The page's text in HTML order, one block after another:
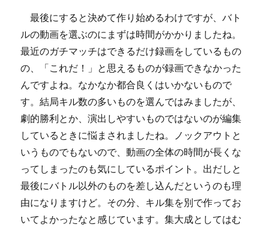
最後にすると決めて作り始めるわけですが、バト
ルの動画を選ぶのにまずは時間がかかりましたね。
最近のガチマッチはできるだけ録画をしているもの
の、「これだ！」と思えるものが録画できなかった
んですよね。なかなか都合良くはいかないもので
す。結局キル数の多いものを選んではみましたが、
劇的勝利とか、演出しやすいものではないのが編集
しているときに悩まされましたね。ノックアウトと
いうものでもないので、動画の全体の時間が長くな
ってしまったのも気にしているポイント。出だしと
最後にバトル以外のものを差し込んだというのも理
由になりますけど。その分、キル集を別で作ってお
いてよかったなと感じています。集大成としてはむ